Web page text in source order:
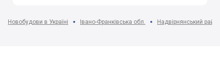
Новобудови в Україні Івано-Франківська обл. Надвірнянський